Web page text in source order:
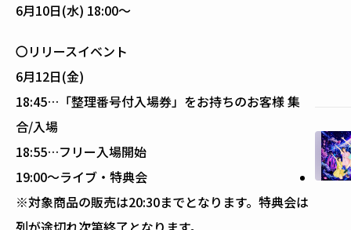
6月10日(水) 18:00～
〇リリースイベント
6月12日(金)
18:45…「整理番号付入場券」をお持ちのお客様 集
合/入場
18:55…フリー入場開始
19:00～ライブ・特典会
※対象商品の販売は20:30までとなります。特典会は